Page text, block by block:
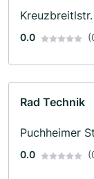
0.0
Rad Technik
Puchheimer
0.0